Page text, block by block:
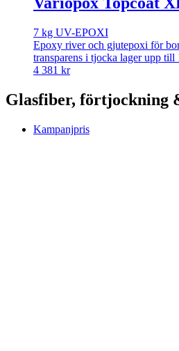
7 kg UV-EPOXI
Epoxy river och gjutepoxi för
transparens i tjocka lager upp till
4 381 kr
Glasfiber, förtjockning
Kampanjpris